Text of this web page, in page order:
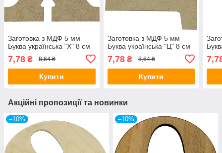
Заготовка з МДФ 5 мм
Буква українська "Х" 8 см
7,78 ₴ 8,64 ₴
Купити
Заготовка з МДФ 5 мм
Буква українська "Ц" 8 см
7,78₴ 8,64 ₴
Купити
Акційні пропозиції та новинки
–10% –10%